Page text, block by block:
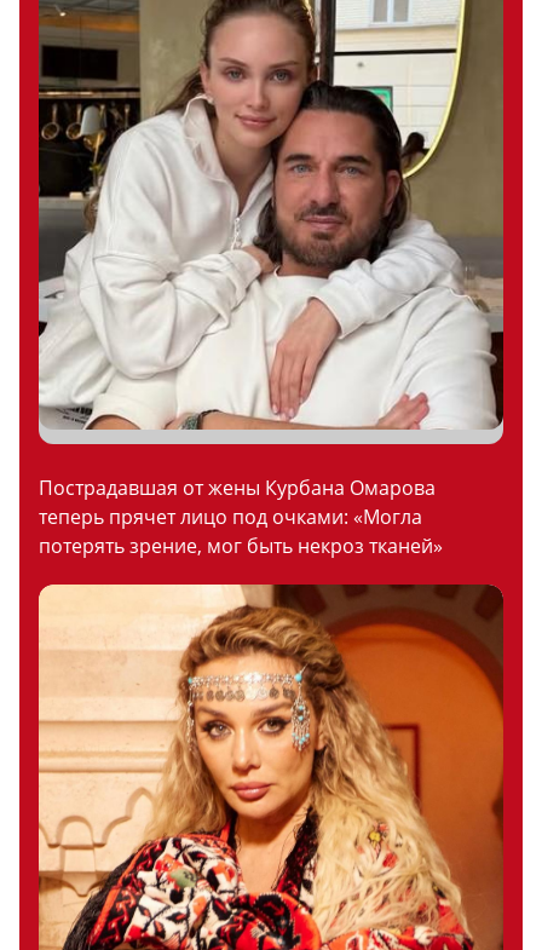
Пострадавшая от жены Курбана Омарова
теперь прячет лицо под очками: «Могла
потерять зрение, мог быть некроз тканей»